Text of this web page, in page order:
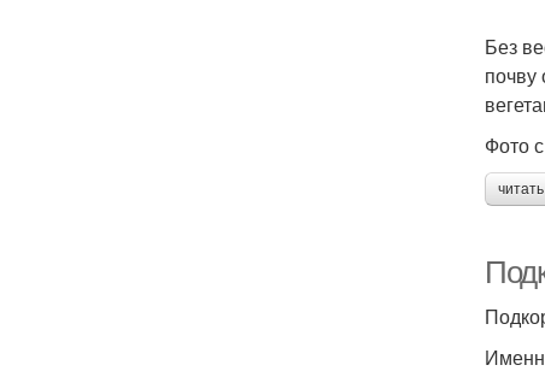
Без
почву
Фото